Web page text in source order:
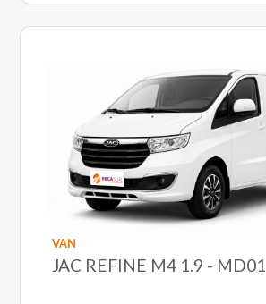
VAN
JAC REFINE M4 1.9 - MD01